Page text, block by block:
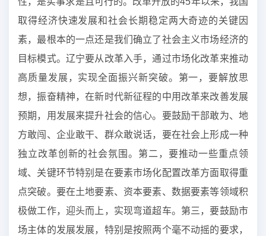
取得经济快速发展和社会长期稳定两大奇迹的关键因
素，最根本的一点还是我们确立了社会主义市场经济的
目标模式。辽宁要从改革入手，通过市场化改革来推动
高质量发展，实现全面振兴新突破。第一，要解放思
想，振奋精神，在新时代新征程的中用改革来改善发展
预期，用发展来提升社会的信心。要鼓励干部敢为、地
方敢闯、企业敢干、群众敢说话，要在社会上形成一种
独立改革创新的社会氛围。第二，要推动一些重点领
域、关键环节特别是在要素市场化配置改革方面取得重
点突破。要在土地要素、资本要素、数据要素等领域积
极做工作，迎头而上，实现弯道超车。第三，要鼓励市
场主体的发展发展，特别是按照两个毫不动摇的要求，